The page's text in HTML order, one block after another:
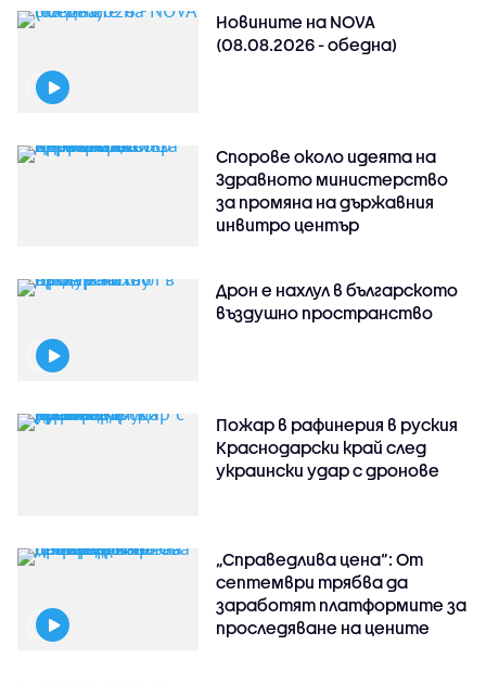
Новините на NOVA
(08.08.2026 - обедна)
Спорове около идеята на
Здравното министерство
за промяна на държавния
инвитро център
Дрон е нахлул в българското
въздушно пространство
Пожар в рафинерия в руския
Краснодарски край след
украински удар с дронове
„Справедлива цена“: От
септември трябва да
заработят платформите за
проследяване на цените